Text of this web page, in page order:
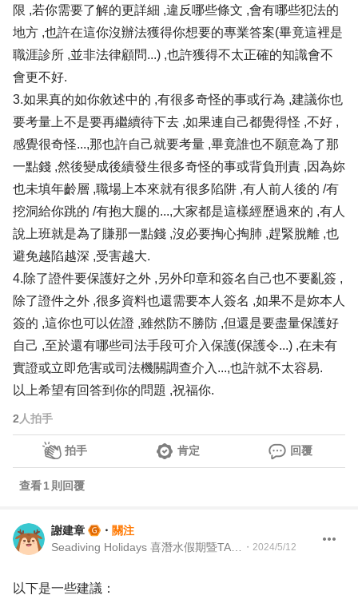
限 ,若你需要了解的更詳細 ,違反哪些條文 ,會有哪些犯法的
地方 ,也許在這你沒辦法獲得你想要的專業答案(畢竟這裡是
職涯診所 ,並非法律顧問...) ,也許獲得不太正確的知識會不
會更不好.
3.如果真的如你敘述中的 ,有很多奇怪的事或行為 ,建議你也
要考量上不是要再繼續待下去 ,如果連自己都覺得怪 ,不好 ,
感覺很奇怪...,那也許自己就要考量 ,畢竟誰也不願意為了那
一點錢 ,然後變成後續發生很多奇怪的事或背負刑責 ,因為妳
也未填年齡層 ,職場上本來就有很多陷阱 ,有人前人後的 /有
挖洞給你跳的 /有抱大腿的...,大家都是這樣經歷過來的 ,有人
說上班就是為了賺那一點錢 ,沒必要掏心掏肺 ,趕緊脫離 ,也
避免越陷越深 ,受害越大.
4.除了證件要保護好之外 ,另外印章和簽名自己也不要亂簽 ,
除了證件之外 ,很多資料也還需要本人簽名 ,如果不是妳本人
簽的 ,這你也可以佐證 ,雖然防不勝防 ,但還是要盡量保護好
自己 ,至於還有哪些司法手段可介入保護(保護令...) ,在未有
實證或立即危害或司法機關調查介入...,也許就不太容易.
以上希望有回答到你的問題 ,祝福你.
2 人拍手
拍手 肯定 回覆
查看1 則回覆
謝建章 ・ 關注
・ 2024/5/12
以下是一些建議：